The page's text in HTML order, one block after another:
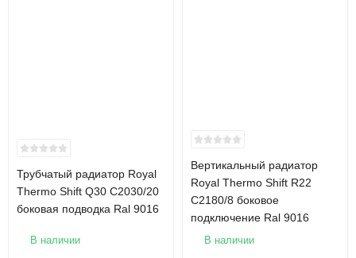
Трубчатый радиатор Royal
Thermo Shift Q30 C2030/20
боковая подводка Ral 9016
В наличии
Вертикальный радиатор
Royal Thermo Shift R22
C2180/8 боковое
подключение Ral 9016
В наличии